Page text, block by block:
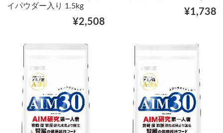
イパウダー入り 1.5kg
¥2,508
¥1,738